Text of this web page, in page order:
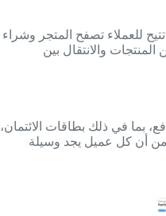
للعملاء تصفح المتجر وشراء
والانتقال بين
بما في ذلك بطاقات الائتمان،
أن كل عميل يجد وسيلة